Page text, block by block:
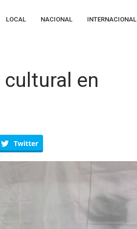
LOCAL NACIONAL INTERNACIONAL
en
Twitter